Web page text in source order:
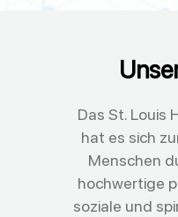
Das St. Louis
hat es sich
Menschen
hochwertige
soziale und